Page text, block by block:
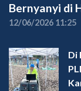
Bernyanyi di
12/06/2026 11:25
Di